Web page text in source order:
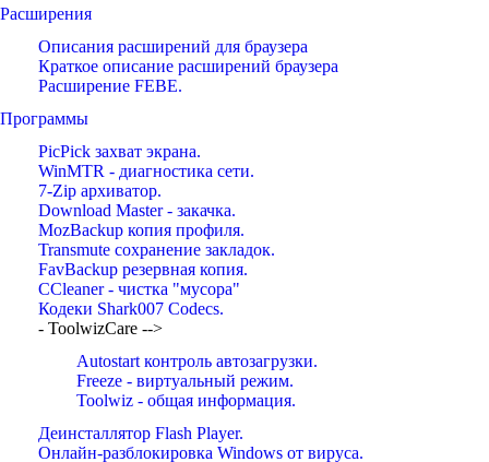
Расширения
Описания расширений для браузера
Краткое описание расширений браузера
Расширение FEBE.
Программы
PicPick захват экрана.
WinMTR - диагностика сети.
7-Zip архиватор.
Download Master - закачка.
MozBackup копия профиля.
Transmute сохранение закладок.
FavBackup резервная копия.
CCleaner - чистка "мусора"
Кодеки Shark007 Codecs.
- ToolwizCare -->
Autostart контроль автозагрузки.
Freeze - виртуальный режим.
Toolwiz - общая информация.
Деинсталлятор Flash Player.
Онлайн-разблокировка Windows от вируса.